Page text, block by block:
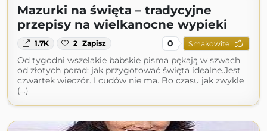
Mazurki na święta – tradycyjne
przepisy na wielkanocne wypieki
1.7K 2 Zapisz 0 Smakowite
Od tygodni wszelakie babskie pisma pękają w szwach
od złotych porad: jak przygotować święta idealne.Jest
czwartek wieczór. I cudów nie ma. Bo czasu jak zwykle
(...)